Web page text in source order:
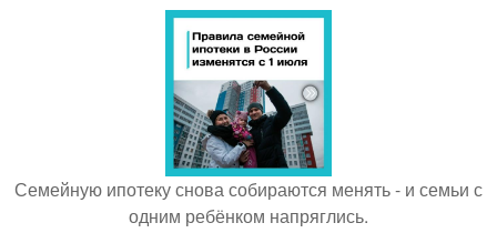
Семейную ипотеку снова собираются менять - и семьи с
одним ребёнком напряглись.